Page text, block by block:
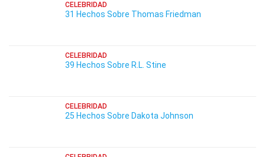
CELEBRIDAD
31 Hechos Sobre Thomas Friedman
CELEBRIDAD
39 Hechos Sobre R.L. Stine
CELEBRIDAD
25 Hechos Sobre Dakota Johnson